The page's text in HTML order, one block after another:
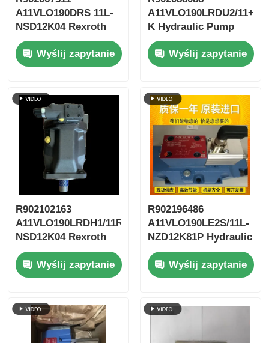
A11VLO190DRS 11L-
NSD12K04 Rexroth
Hydraulic Pump
Wyślij zapytanie
A11VLO190LRDU2/
K Hydraulic Pump
For Rexroth High
Pressure Excavator
Wyślij zapytanie
R902102163
A11VLO190LRDH1/11R-
NSD12K04 Rexroth
Hydraulic Pump
Wyślij zapytanie
R902196486
A11VLO190LE2S/11L-
NZD12K81P Hydraulic
Pump For Rexroth
High Pressure
Excavator
Wyślij zapytanie